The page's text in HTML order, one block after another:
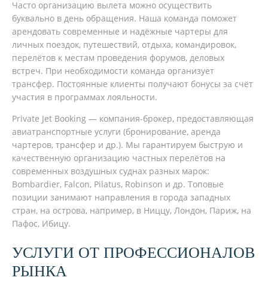
Часто организацию вылета можно осуществить
буквально в день обращения. Наша команда поможет
арендовать современные и надёжные чартеры для
личных поездок, путешествий, отдыха, командировок,
перелётов к местам проведения форумов, деловых
встреч. При необходимости команда организует
трансфер. Постоянные клиенты получают бонусы за счёт
участия в программах лояльности.
Private Jet Booking — компания-брокер, предоставляющая
авиатранспортные услуги (бронирование, аренда
чартеров, трансфер и др.). Мы гарантируем быструю и
качественную организацию частных перелётов на
современных воздушных суднах разных марок:
Bombardier, Falcon, Pilatus, Robinson и др. Топовые
позиции занимают направления в города западных
стран, на острова, например, в Ниццу, Лондон, Париж, на
Пафос, Ибицу.
УСЛУГИ ОТ ПРОФЕССИОНАЛОВ
РЫНКА